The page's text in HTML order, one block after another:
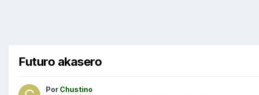
Futuro akasero
Por Chustino